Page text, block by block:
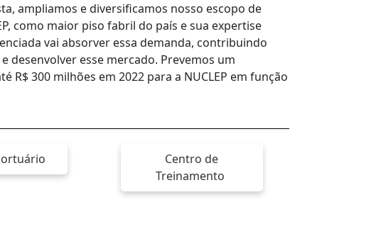
ampliamos e diversificamos nosso escopo de
como maior piso fabril do país e sua expertise
vai absorver essa demanda, contribuindo
desenvolver esse mercado. Prevemos um
R$ 300 milhões em 2022 para a NUCLEP em função
Centro de
Treinamento